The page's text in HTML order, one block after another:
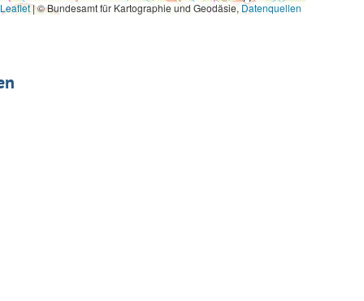
|© Bundesamt für Kartographie und Geodäsie, Datenquellen